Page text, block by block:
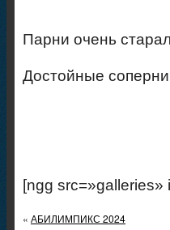
Парни очень
Достойные
[ngg src=»galleries»
« АБИЛИМПИКС 2024